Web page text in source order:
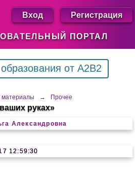
ПОРТАЛ
Вход Регистрация
от A2B2
материалы → Прочее
руках»
Александровна
12:59:30